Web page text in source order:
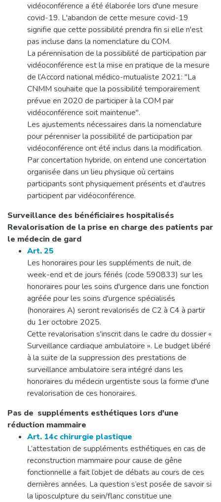
vidéoconférence a été élaborée lors d'une mesure
covid-19. L'abandon de cette mesure covid-19
signifie que cette possibilité prendra fin si elle n'est
pas incluse dans la nomenclature du COM.
La pérennisation de la possibilité de participation par
vidéoconférence est la mise en pratique de la mesure
de l’Accord national médico-mutualiste 2021: "La
CNMM souhaite que la possibilité temporairement
prévue en 2020 de participer à la COM par
vidéoconférence soit maintenue".
Les ajustements nécessaires dans la nomenclature
pour pérenniser la possibilité de participation par
vidéoconférence ont été inclus dans la modification.
Par concertation hybride, on entend une concertation
organisée dans un lieu physique où certains
participants sont physiquement présents et d'autres
participent par vidéoconférence.
Surveillance des bénéficiaires hospitalisés
Revalorisation de la prise en charge des patients par
le médecin de gard
Art. 25
Les honoraires pour les suppléments de nuit, de
week-end et de jours fériés (code 590833) sur les
honoraires pour les soins d'urgence dans une fonction
agréée pour les soins d'urgence spécialisés
(honoraires A) seront revalorisés de C2 à C4 à partir
du 1er octobre 2025.
Cette revalorisation s'inscrit dans le cadre du dossier «
Surveillance cardiaque ambulatoire ». Le budget libéré
à la suite de la suppression des prestations de
surveillance ambulatoire sera intégré dans les
honoraires du médecin urgentiste sous la forme d'une
revalorisation de ces honoraires.
Pas de suppléments esthétiques lors d'une
réduction mammaire
Art. 14c chirurgie plastique
L’attestation de suppléments esthétiques en cas de
reconstruction mammaire pour cause de gêne
fonctionnelle a fait l’objet de débats au cours de ces
dernières années. La question s’est posée de savoir si
la liposculpture du sein/flanc constitue une